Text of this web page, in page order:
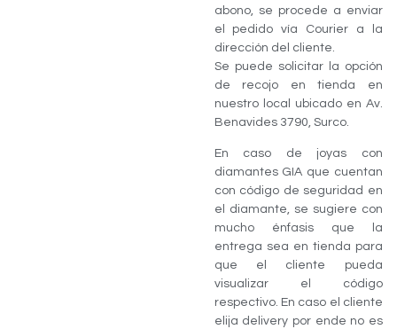
abono, se procede a enviar
el pedido vía Courier a la
dirección del cliente.
Se puede solicitar la opción
de recojo en tienda en
nuestro local ubicado en Av.
Benavides 3790, Surco.
En caso de joyas con
diamantes GIA que cuentan
con código de seguridad en
el diamante, se sugiere con
mucho énfasis que la
entrega sea en tienda para
que el cliente pueda
visualizar el código
respectivo. En caso el cliente
elija delivery por ende no es